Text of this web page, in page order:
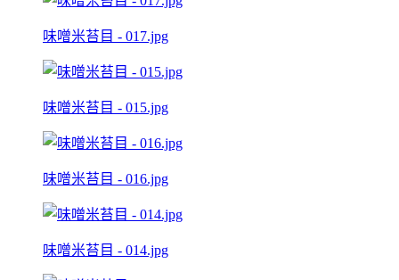
味噌米苔目 - 017.jpg
味噌米苔目 - 015.jpg
味噌米苔目 - 016.jpg
味噌米苔目 - 014.jpg